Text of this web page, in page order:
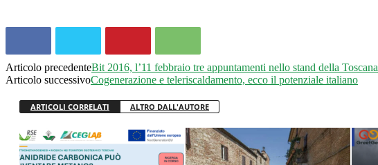
Articolo precedenteBit 2016, l’11 febbraio tre appuntamenti nello stand della Toscana
Articolo successivoCogenerazione e teleriscaldamento, ecco il potenziale italiano
ARTICOLI CORRELATI ALTRO DALL'AUTORE